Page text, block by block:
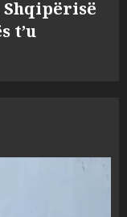
Shqipërisë
t’u